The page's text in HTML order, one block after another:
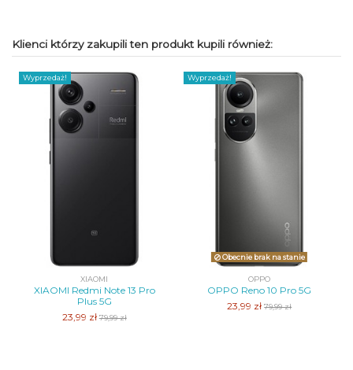
Klienci którzy zakupili ten produkt kupili również:
Wyprzedaż!
XIAOMI
XIAOMI Redmi Note 13 Pro
Plus 5G
23,99 zł79,99 zł
Wyprzedaż!
Obecnie brak na stanie
OPPO
OPPO Reno 10 Pro 5G
23,99 zł79,99 zł